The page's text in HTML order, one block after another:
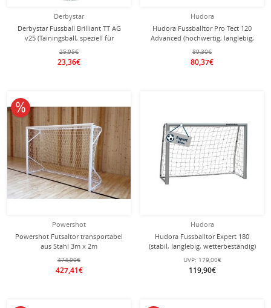
Derbystar
Derbystar Fussball Brilliant TT AG
v25 (Tainingsball, speziell für
Kunstrasen) weiss/gelb/grau - 1 Ball
25,95€
23,36€
Hudora
Hudora Fussballtor Pro Tect 120
Advanced (hochwertig, langlebig,
einfacher Aufbau) rot -
120x80x48cm
89,30€
80,37€
Powershot
Powershot Futsaltor transportabel
aus Stahl 3m x 2m
474,90€
427,41€
10% reduziert
Hudora
Hudora Fussballtor Expert 180
(stabil, langlebig, wetterbeständig)
weiss - 180x120x60cm
UVP: 179,00€
119,90€